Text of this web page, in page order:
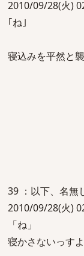
2010/09/28(火)
｢ね｣
寝込みを平然と
39 ：以下、名無
2010/09/28(火)
「ね」
寝かさないっす